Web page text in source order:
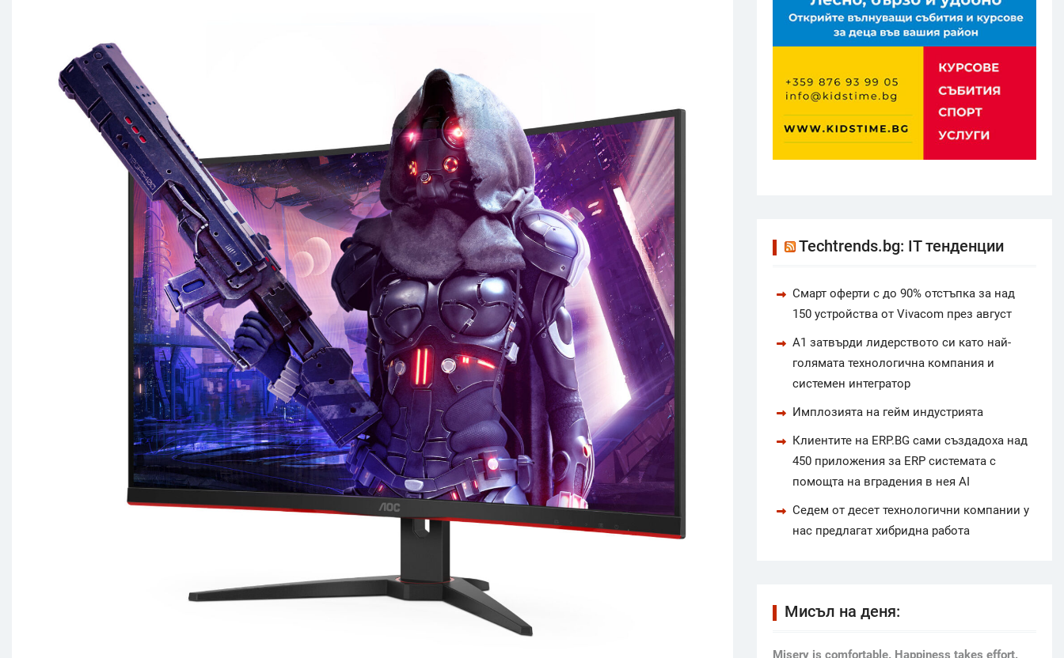
Techtrends.bg: IT тенденции
Смарт оферти с до 90% отстъпка за над
150 устройства от Vivacom през август
А1 затвърди лидерството си като най-
голямата технологична компания и
системен интегратор
Имплозията на гейм индустрията
Клиентите на ERP.BG сами създадоха над
450 приложения за ERP системата с
помощта на вградения в нея AI
Седем от десет технологични компании у
нас предлагат хибридна работа
Мисъл на деня:
Мisery is comfortable. Happiness takes effort.